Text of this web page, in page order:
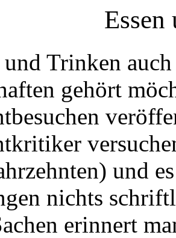
und Trinken
gehört
und
nichts
erinnert